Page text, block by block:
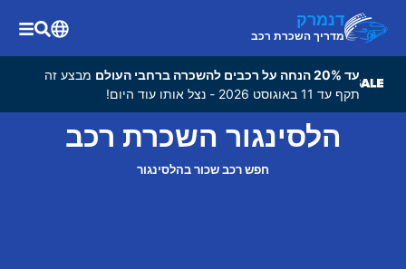
דנמרק
מדריך השכרת רכב
עד 20% הנחה על רכבים להשכרה ברחבי העולם
מבצע זה
תקף עד 11 באוגוסט 2026 - נצל אותו עוד היום!
הלסינגור השכרת רכב
חפש רכב שכור בהלסינגור